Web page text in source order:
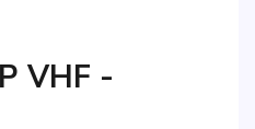
VHF -